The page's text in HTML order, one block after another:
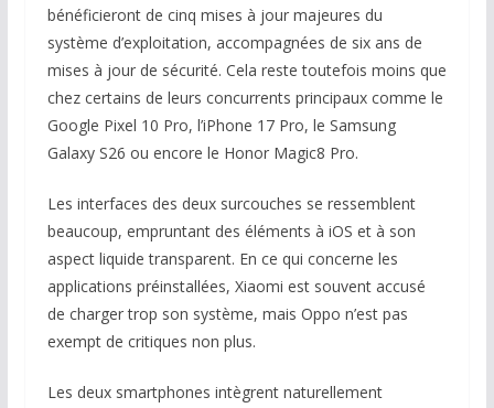
bénéficieront de cinq mises à jour majeures du
système d’exploitation, accompagnées de six ans de
mises à jour de sécurité. Cela reste toutefois moins que
chez certains de leurs concurrents principaux comme le
Google Pixel 10 Pro, l’iPhone 17 Pro, le Samsung
Galaxy S26 ou encore le Honor Magic8 Pro.
Les interfaces des deux surcouches se ressemblent
beaucoup, empruntant des éléments à iOS et à son
aspect liquide transparent. En ce qui concerne les
applications préinstallées, Xiaomi est souvent accusé
de charger trop son système, mais Oppo n’est pas
exempt de critiques non plus.
Les deux smartphones intègrent naturellement